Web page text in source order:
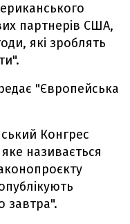
партнерів США,
які зроблять
"Європейська
Конгрес
називається
завтра".